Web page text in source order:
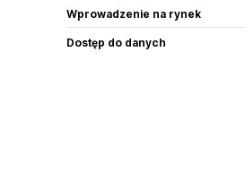
Wprowadzenie na rynek
Dostęp do danych